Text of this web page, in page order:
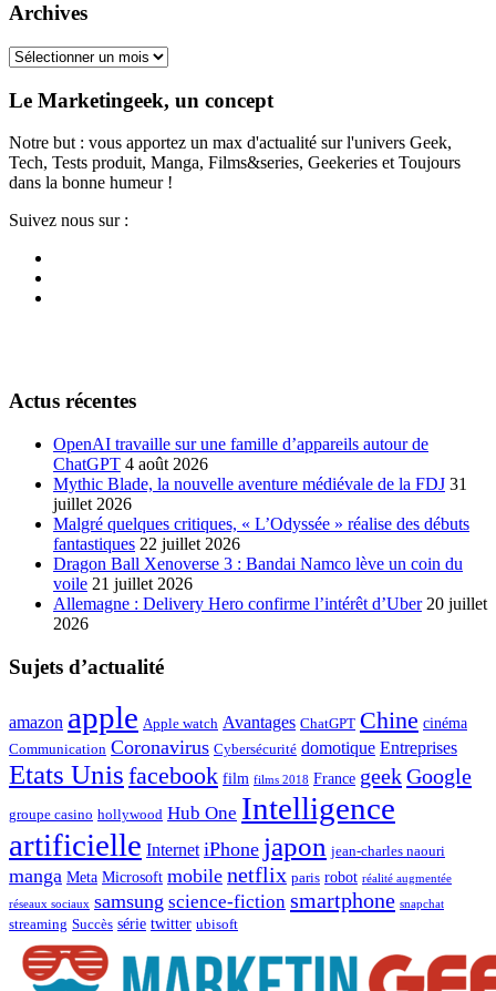
Archives
Archives
Le Marketingeek, un concept
Notre but : vous apportez un max d'actualité sur l'univers Geek,
Tech, Tests produit, Manga, Films&series, Geekeries et Toujours
dans la bonne humeur !
Suivez nous sur :
Actus récentes
OpenAI travaille sur une famille d’appareils autour de
ChatGPT 4 août 2026
Mythic Blade, la nouvelle aventure médiévale de la FDJ 31
juillet 2026
Malgré quelques critiques, « L’Odyssée » réalise des débuts
fantastiques 22 juillet 2026
Dragon Ball Xenoverse 3 : Bandai Namco lève un coin du
voile 21 juillet 2026
Allemagne : Delivery Hero confirme l’intérêt d’Uber 20 juillet
2026
Sujets d’actualité
amazon apple Apple watch Avantages ChatGPT Chine cinéma
Communication Coronavirus Cybersécurité domotique Entreprises
Etats Unis facebook film films 2018 France geekGoogle
groupe casino hollywood Hub One Intelligence
artificielle Internet iPhone japon jean-charles naouri
manga Meta Microsoft mobile netflix paris robot réalité augmentée
réseaux sociaux samsung science-fiction smartphone snapchat
streaming Succès série twitter ubisoft